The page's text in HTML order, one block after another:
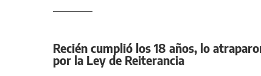
Recién cumplió los 18 años, lo
por la Ley de Reiterancia